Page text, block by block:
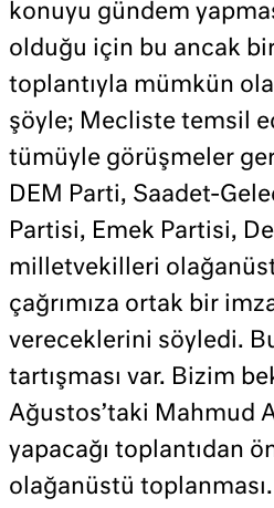
konuyu gündem
olduğu için bu ancak
toplantıyla mümkün
şöyle; Mecliste temsil
tümüyle görüşmeler
DEM Parti, Saadet-
Partisi, Emek Partisi,
milletvekilleri
çağrımıza ortak bir
vereceklerini söyledi.
tartışması var. Bizim
Ağustos’taki Mahmud
yapacağı toplantıdan
olağanüstü toplanması.